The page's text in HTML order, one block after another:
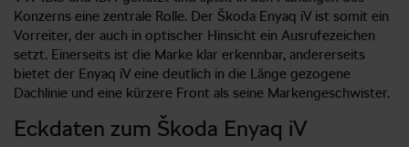
Konzerns eine zentrale Rolle. Der Škoda Enyaq iV ist somit ein
Vorreiter, der auch in optischer Hinsicht ein Ausrufezeichen
setzt. Einerseits ist die Marke klar erkennbar, andererseits
bietet der Enyaq iV eine deutlich in die Länge gezogene
Dachlinie und eine kürzere Front als seine Markengeschwister.
Eckdaten zum Škoda Enyaq iV